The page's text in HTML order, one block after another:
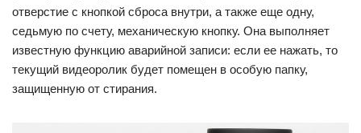
отверстие с кнопкой сброса внутри, а также еще одну,
седьмую по счету, механическую кнопку. Она выполняет
известную функцию аварийной записи: если ее нажать, то
текущий видеоролик будет помещен в особую папку,
защищенную от стирания.